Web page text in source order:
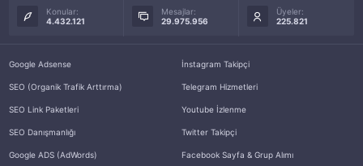
Konular:
4.432.121
Mesajlar:
29.975.956
Üyeler:
225.821
Google Adsense
SEO (Organik Trafik Arttırma)
SEO Link Paketleri
SEO Danışmanlığı
Google ADS (AdWords)
İnstagram Takipçi
Telegram Hizmetleri
Youtube İzlenme
Twitter Takipçi
Facebook Sayfa & Grup Alımı